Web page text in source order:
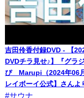
吉田伶香付録DVD - 【
DVDチラ見せ♪】『グラ
ぴ Marupi（2024年06
レイボーイ公式】さんよ
#サウナ